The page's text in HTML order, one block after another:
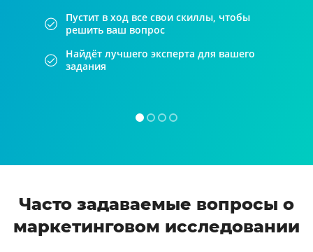
Пустит в ход все свои скиллы, чтобы
решить ваш вопрос
Найдёт лучшего эксперта для вашего
задания
Часто задаваемые вопросы о
маркетинговом исследовании